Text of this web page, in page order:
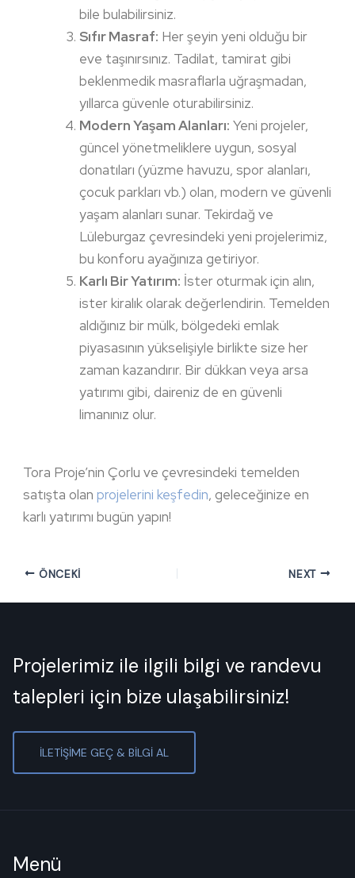
bile bulabilirsiniz.
Sıfır Masraf: Her şeyin yeni olduğu bir
eve taşınırsınız. Tadilat, tamirat gibi
beklenmedik masraflarla uğraşmadan,
yıllarca güvenle oturabilirsiniz.
Modern Yaşam Alanları: Yeni projeler,
güncel yönetmeliklere uygun, sosyal
donatıları (yüzme havuzu, spor alanları,
çocuk parkları vb.) olan, modern ve güvenli
yaşam alanları sunar. Tekirdağ ve
Lüleburgaz çevresindeki yeni projelerimiz,
bu konforu ayağınıza getiriyor.
Karlı Bir Yatırım: İster oturmak için alın,
ister kiralık olarak değerlendirin. Temelden
aldığınız bir mülk, bölgedeki emlak
piyasasının yükselişiyle birlikte size her
zaman kazandırır. Bir dükkan veya arsa
yatırımı gibi, daireniz de en güvenli
limanınız olur.
Tora Proje’nin Çorlu ve çevresindeki temelden
satışta olan projelerini keşfedin, geleceğinize en
karlı yatırımı bugün yapın!
ÖNCEKI NEXT
Projelerimiz ile ilgili bilgi ve randevu
talepleri için bize ulaşabilirsiniz!
İLETİŞİME GEÇ & BİLGİ AL
Menü